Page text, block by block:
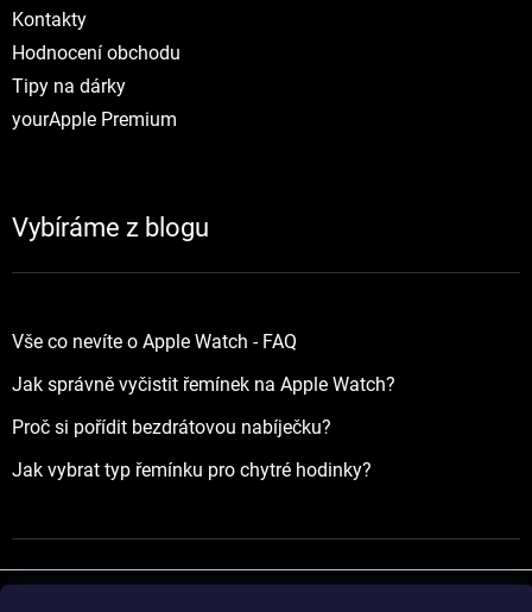
Kontakty
Hodnocení obchodu
Tipy na dárky
yourApple Premium
Vybíráme z blogu
Vše co nevíte o Apple Watch - FAQ
Jak správně vyčistit řemínek na Apple Watch?
Proč si pořídit bezdrátovou nabíječku?
Jak vybrat typ řemínku pro chytré hodinky?